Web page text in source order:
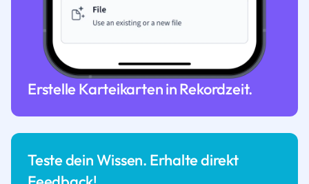
Erstelle Karteikarten in Rekordzeit.
Teste dein Wissen. Erhalte direkt